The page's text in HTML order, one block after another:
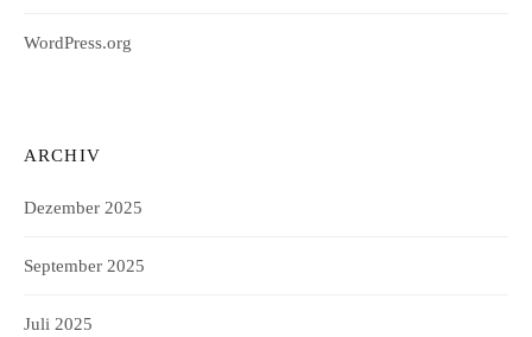
WordPress.org
ARCHIV
Dezember 2025
September 2025
Juli 2025